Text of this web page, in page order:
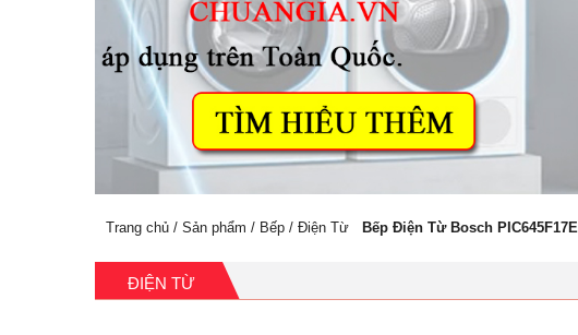
Trang chủ / Sản phẩm / Bếp / Điện Từ Bếp Điện Từ Bosch PIC645F17E
ĐIỆN TỪ